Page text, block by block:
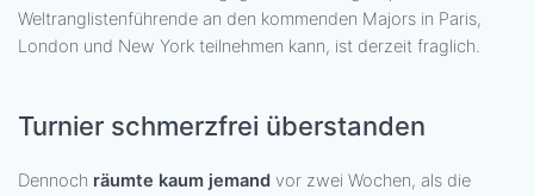
Weltranglistenführende an den kommenden Majors in Paris,
London und New York teilnehmen kann, ist derzeit fraglich.
Turnier schmerzfrei überstanden
Dennoch räumte kaum jemand vor zwei Wochen, als die